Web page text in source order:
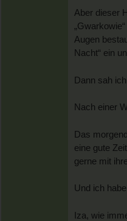
Aber dieser
Augen
Nacht“ ein
Dann sah
Nach einer
Das
eine gute
gerne mit
Und ich
Iza, wie